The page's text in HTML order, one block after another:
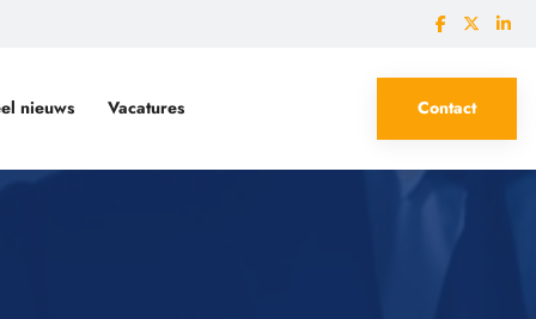
nieuws Vacatures Contact